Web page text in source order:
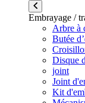
Embrayage /
Arbre à
Butée
Disque
joint
Joint
Kit